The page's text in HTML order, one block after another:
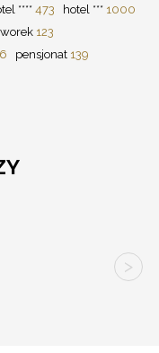
**** 473 hotel *** 1000
123
pensjonat 139